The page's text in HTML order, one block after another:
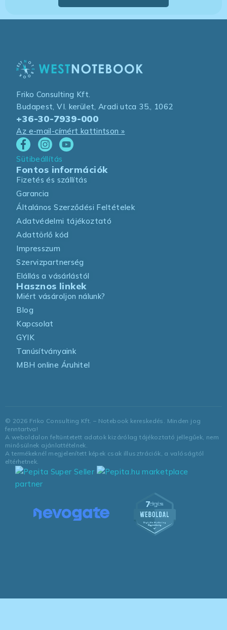
Friko Consulting Kft.
Budapest, VI. kerület, Aradi utca 35., 1062
+36-30-7939-000
Az e-mail-címért kattintson »
Sütibeállítás
Fontos információk
Fizetés és szállítás
Garancia
Általános Szerződési Feltételek
Adatvédelmi tájékoztató
Adattörlő kód
Impresszum
Szervizpartnerség
Elállás a vásárlástól
Hasznos linkek
Miért vásároljon nálunk?
Blog
Kapcsolat
GYIK
Tanúsítványaink
MBH online Áruhitel
© 2026 Friko Consulting Kft. – Notebook kereskedés. Minden jog
fenntartva!
A weboldalon feltüntetett adatok kizárólag tájékoztató jellegűek, nem
minősülnek ajánlattételnek.
A termékeknél megjelenített képek csak illusztrációk, a valóságtól
eltérhetnek.
marketplace
partner